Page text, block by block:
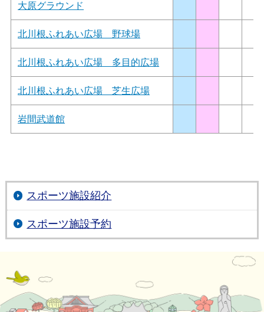
大原グラウンド
北川根ふれあい広場 野球場
北川根ふれあい広場 多目的広場
北川根ふれあい広場 芝生広場
岩間武道館
スポーツ施設紹介
スポーツ施設予約